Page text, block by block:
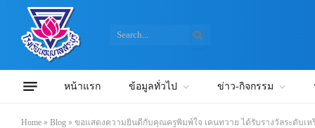
หน้าแรก ข้อมูลทั่วไป ข่าว-กิจกรรม
Home » Blog » ขอแสดงความยินดีกับคุณครูพิมพ์ใจ เคนทวาย ได้รับรางวัลระดับเหรียญทอง การคัดเลือกผลงา